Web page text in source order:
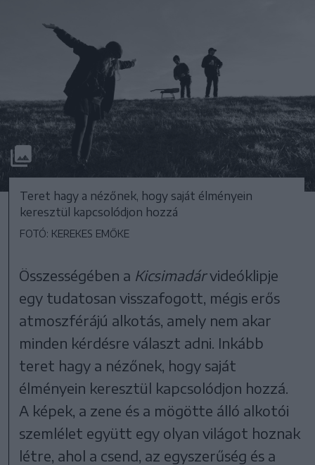
Teret hagy a nézőnek, hogy saját élményein
keresztül kapcsolódjon hozzá
FOTÓ: KEREKES EMŐKE
Összességében a Kicsimadárvideóklipje
egy tudatosan visszafogott, mégis erős
atmoszférájú alkotás, amely nem akar
minden kérdésre választ adni. Inkább
teret hagy a nézőnek, hogy saját
élményein keresztül kapcsolódjon hozzá.
A képek, a zene és a mögötte álló alkotói
szemlélet együtt egy olyan világot hoznak
létre, ahol a csend, az egyszerűség és a